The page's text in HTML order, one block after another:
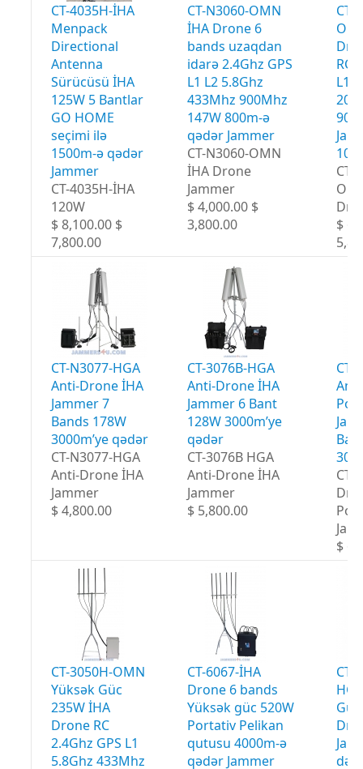
CT-4035H-İHA
Menpack
Directional
Antenna
Sürücüsü İHA
125W 5 Bantlar
GO HOME
seçimi ilə
1500m-ə qədər
Jammer
CT-4035H-İHA
120W
$ 8,100.00 $
7,800.00
CT-N3060-OMN
İHA Drone 6
bands uzaqdan
idarə 2.4Ghz GPS
L1 L2 5.8Ghz
433Mhz 900Mhz
147W 800m-ə
qədər Jammer
CT-N3060-OMN
İHA Drone
Jammer
$ 4,000.00 $
3,800.00
CT-
RC
L1
CT-
$
CT-N3077-HGA
Anti-Drone İHA
Jammer 7
Bands 178W
3000m’ye qədər
CT-N3077-HGA
Anti-Drone İHA
Jammer
$ 4,800.00
CT-3076B-HGA
Anti-Drone İHA
Jammer 6 Bant
128W 3000m’ye
qədər
CT-3076B HGA
Anti-Drone İHA
Jammer
$ 5,800.00
CT-
CT-
$
CT-3050H-OMN
Yüksək Güc
235W İHA
Drone RC
2.4Ghz GPS L1
5.8Ghz 433Mhz
CT-6067-İHA
Drone 6 bands
Yüksək güc 520W
Portativ Pelikan
qutusu 4000m-ə
qədər Jammer
CT-